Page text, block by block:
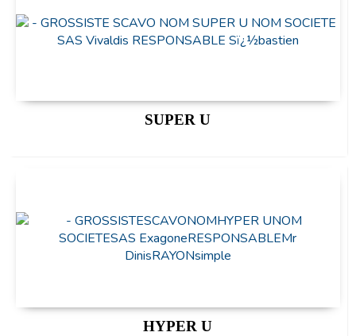
SUPER U
HYPER U